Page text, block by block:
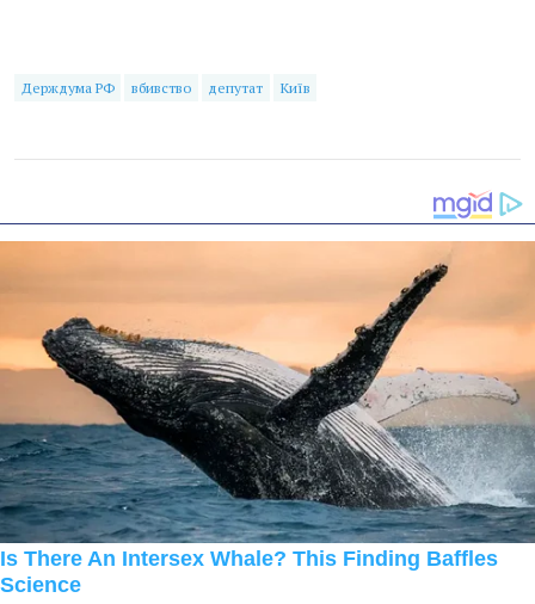
Держдума РФ вбивство депутат Київ